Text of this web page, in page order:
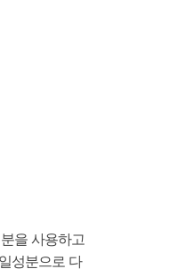
을 사용하고
성분으로 다